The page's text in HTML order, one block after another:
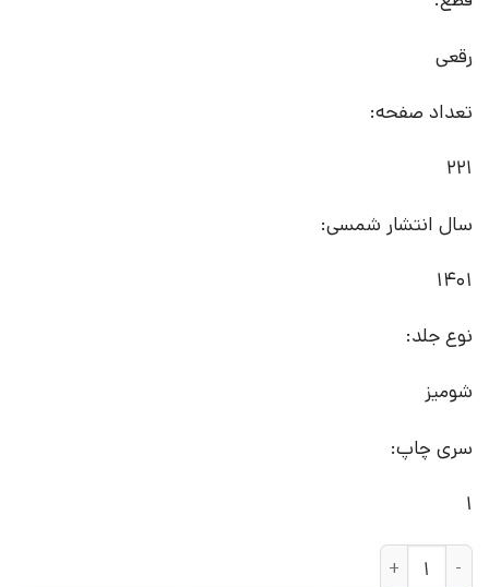
رقعی
تعداد صفحه:
221
سال انتشار شمسی:
1401
نوع جلد:
شومیز
سری چاپ:
1
کتاب رونوشت به زمستان ابدی | انتشارات افراز عدد